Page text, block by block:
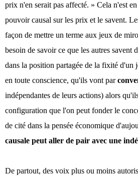
prix n'en serait pas affecté. » Cela n'est
pouvoir causal sur les prix et le savent.
façon de mettre un terme aux jeux de
besoin de savoir ce que les autres savent
dans la position partagée de la fixité d'un
en toute conscience, qu'ils vont par
indépendantes de leurs actions) alors
configuration que l'on peut fonder le
de cité dans la pensée économique
causale peut aller de pair avec une
De partout, des voix plus ou moins